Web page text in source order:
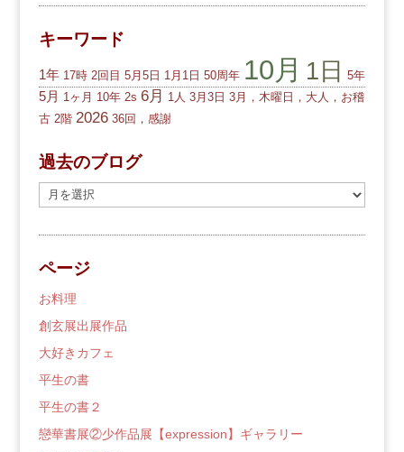
キーワード
1年 17時 2回目 5月5日 1月1日 50周年 10月 1日 5年
5月 1ヶ月 10年 2s 6月 1人 3月3日 3月，木曜日，大人，お稽
古 2階 2026 36回，感謝
過去のブログ
去
の
ロ
グ
ページ
お料理
創玄展出展作品
大好きカフェ
平生の書
平生の書２
戀華書展②少作品展【expression】ギャラリー